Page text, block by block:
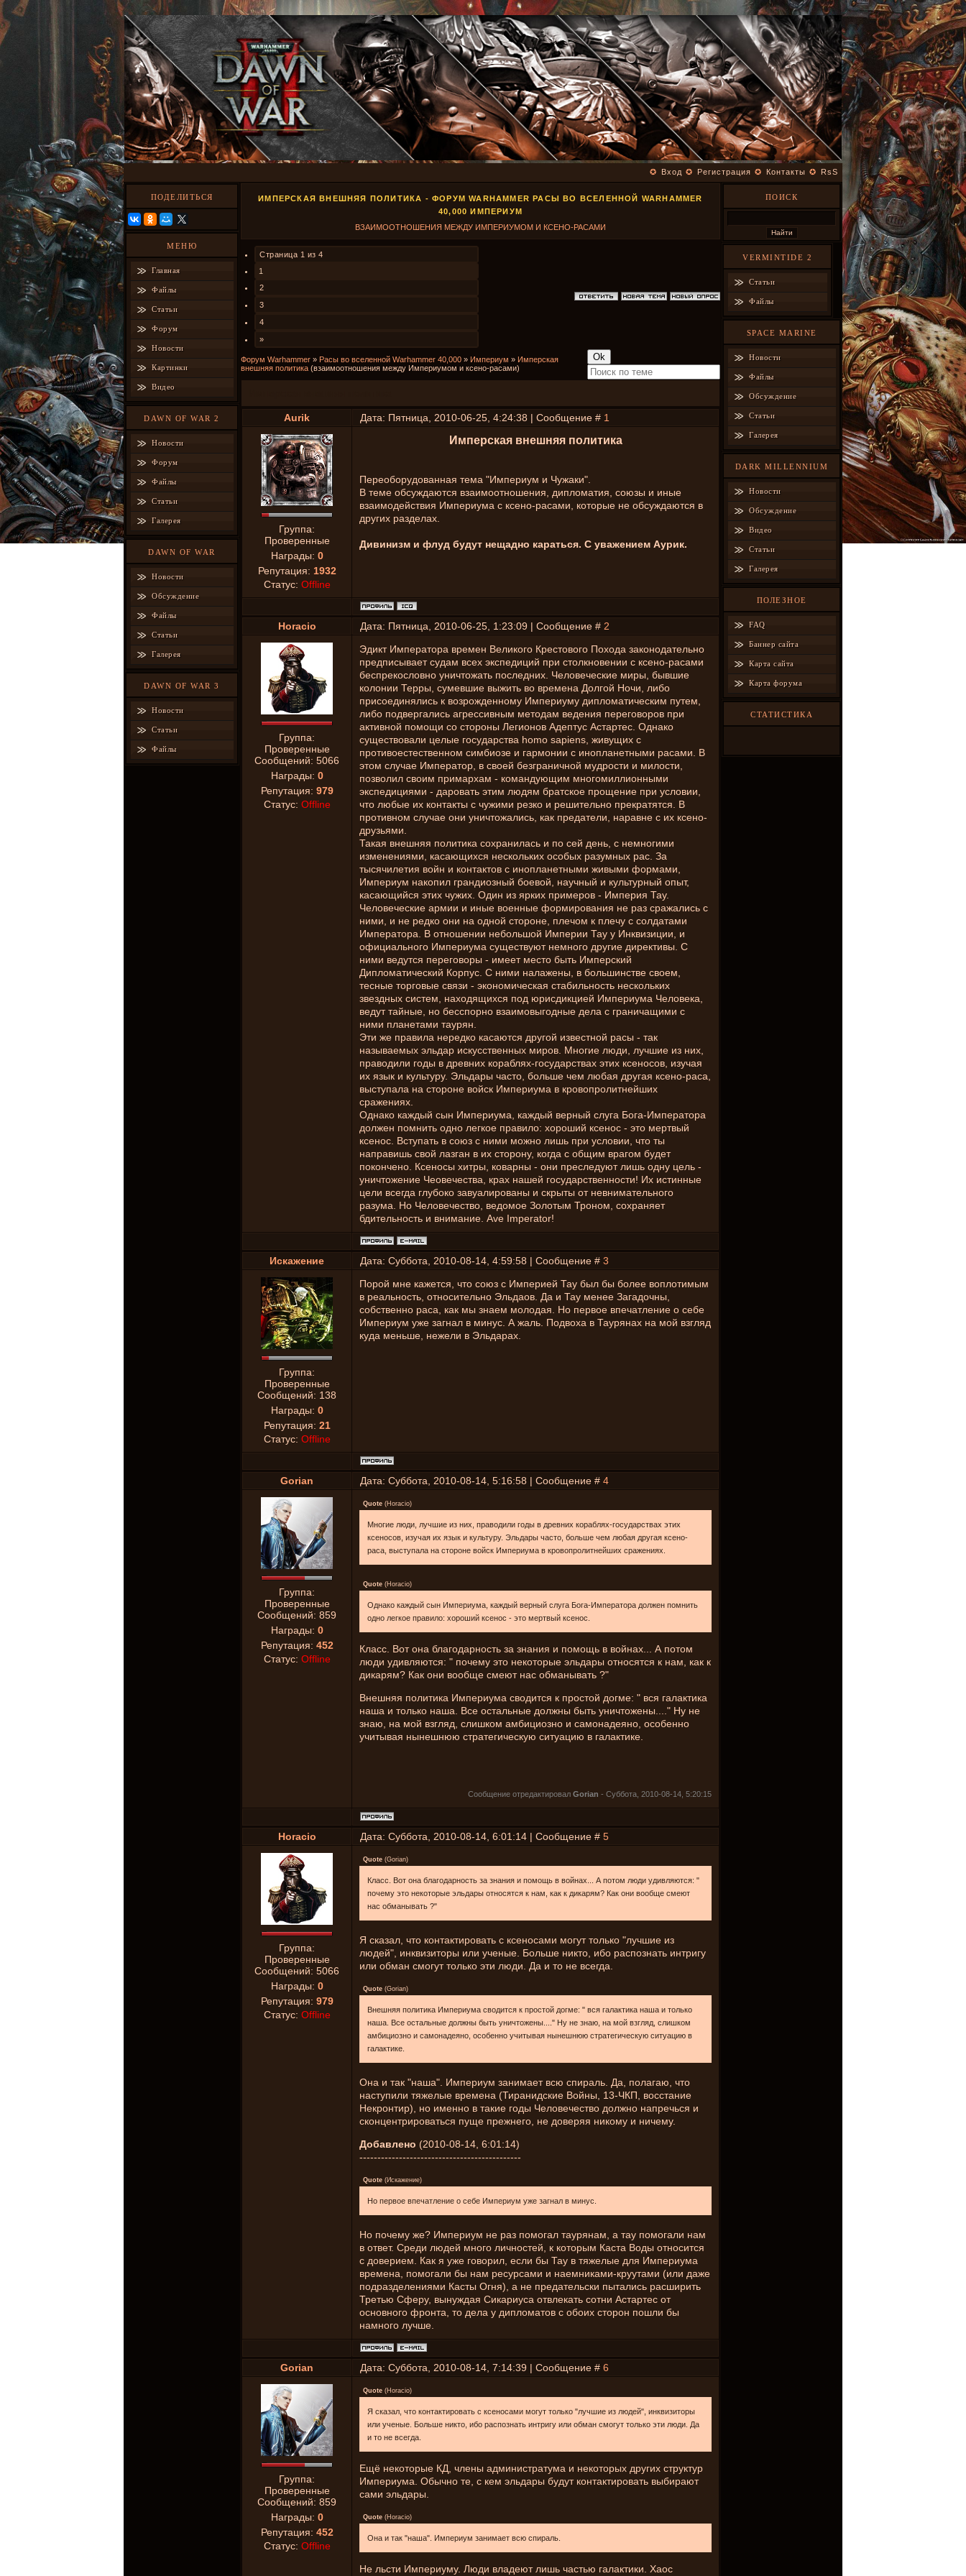
✪ Вход ✪ Регистрация ✪ Контакты ✪ RsS
ПОДЕЛИТЬСЯ
МЕНЮ
Главная
Файлы
Статьи
Форум
Новости
Картинки
Видео
DAWN OF WAR 2
Новости
Форум
Файлы
Статьи
Галерея
DAWN OF WAR
Новости
Обсуждение
Файлы
Статьи
Галерея
DAWN OF WAR 3
Новости
Статьи
Файлы
ИМПЕРСКАЯ ВНЕШНЯЯ ПОЛИТИКА - ФОРУМ WARHAMMER РАСЫ ВО ВСЕЛЕННОЙ WARHAMMER
40,000 ИМПЕРИУМ
ВЗАИМООТНОШЕНИЯ МЕЖДУ ИМПЕРИУМОМ И КСЕНО-РАСАМИ
Страница 1 из 4
1
2
3
4
»
Форум Warhammer » Расы во вселенной Warhammer 40,000 » Империум » Имперская
внешняя политика (взаимоотношения между Империумом и ксено-расами)
Aurik Дата: Пятница, 2010-06-25, 4:24:38 | Сообщение # 1
Группа:
Проверенные
Награды: 0
Репутация: 1932
Статус: Offline
Имперская внешняя политика
Переоборудованная тема "Империум и Чужаки".
В теме обсуждаются взаимоотношения, дипломатия, союзы и иные
взаимодействия Империума с ксено-расами, которые не обсуждаются в
других разделах.
Дивинизм и флуд будут нещадно караться. С уважением Аурик.
Horacio Дата: Пятница, 2010-06-25, 1:23:09 | Сообщение # 2
Группа:
Проверенные
Сообщений: 5066
Награды: 0
Репутация: 979
Статус: Offline
Эдикт Императора времен Великого Крестового Похода законодательно
предписывает судам всех экспедиций при столкновении с ксено-расами
беспрекословно уничтожать последних. Человеческие миры, бывшие
колонии Терры, сумевшие выжить во времена Долгой Ночи, либо
присоединялись к возрожденному Империуму дипломатическим путем,
либо подвергались агрессивным методам ведения переговоров при
активной помощи со стороны Легионов Адептус Астартес. Однако
существовали целые государства homo sapiens, живущих с
противоестественном симбиозе и гармонии с инопланетными расами. В
этом случае Император, в своей безграничной мудрости и милости,
позволил своим примархам - командующим многомиллионными
экспедициями - даровать этим людям братское прощение при условии,
что любые их контакты с чужими резко и решительно прекратятся. В
противном случае они уничтожались, как предатели, наравне с их ксено-
друзьями.
Такая внешняя политика сохранилась и по сей день, с немногими
изменениями, касающихся нескольких особых разумных рас. За
тысячилетия войн и контактов с инопланетными живыми формами,
Империум накопил грандиозный боевой, научный и культурный опыт,
касающийся этих чужих. Один из ярких примеров - Империя Тау.
Человеческие армии и иные военные формирования не раз сражались с
ними, и не редко они на одной стороне, плечом к плечу с солдатами
Императора. В отношении небольшой Империи Тау у Инквизиции, и
официального Империума существуют немного другие директивы. С
ними ведутся переговоры - имеет место быть Имперский
Дипломатический Корпус. С ними налажены, в большинстве своем,
тесные торговые связи - экономическая стабильность нескольких
звездных систем, находящихся под юрисдикцией Империума Человека,
ведут тайные, но бесспорно взаимовыгодные дела с граничащими с
ними планетами таурян.
Эти же правила нередко касаются другой известной расы - так
называемых эльдар искусственных миров. Многие люди, лучшие из них,
праводили годы в древних кораблях-государствах этих ксеносов, изучая
их язык и культуру. Эльдары часто, больше чем любая другая ксено-раса,
выступала на стороне войск Империума в кровопролитнейших
сражениях.
Однако каждый сын Империума, каждый верный слуга Бога-Императора
должен помнить одно легкое правило: хороший ксенос - это мертвый
ксенос. Вступать в союз с ними можно лишь при условии, что ты
направишь свой лазган в их сторону, когда с общим врагом будет
покончено. Ксеносы хитры, коварны - они преследуют лишь одну цель -
уничтожение Чеовечества, крах нашей государственности! Их истинные
цели всегда глубоко завуалированы и скрыты от невнимательного
разума. Но Человечество, ведомое Золотым Троном, сохраняет
бдительность и внимание. Ave Imperator!
Искажение Дата: Суббота, 2010-08-14, 4:59:58 | Сообщение # 3
Группа:
Проверенные
Сообщений: 138
Награды: 0
Репутация: 21
Статус: Offline
Порой мне кажется, что союз с Империей Тау был бы более воплотимым
в реальность, относительно Эльдаов. Да и Тау менее Загадочны,
собственно раса, как мы знаем молодая. Но первое впечатление о себе
Империум уже загнал в минус. А жаль. Подвоха в Таурянах на мой взгляд
куда меньше, нежели в Эльдарах.
Gorian Дата: Суббота, 2010-08-14, 5:16:58 | Сообщение # 4
Группа:
Проверенные
Сообщений: 859
Награды: 0
Репутация: 452
Статус: Offline
Quote (Horacio)
Многие люди, лучшие из них, праводили годы в древних кораблях-государствах этих
ксеносов, изучая их язык и культуру. Эльдары часто, больше чем любая другая ксено-
раса, выступала на стороне войск Империума в кровопролитнейших сражениях.
Quote (Horacio)
Однако каждый сын Империума, каждый верный слуга Бога-Императора должен помнить
одно легкое правило: хороший ксенос - это мертвый ксенос.
Класс. Вот она благодарность за знания и помощь в войнах... А потом
люди удивляются: " почему это некоторые эльдары относятся к нам, как к
дикарям? Как они вообще смеют нас обманывать ?"
Внешняя политика Империума сводится к простой догме: " вся галактика
наша и только наша. Все остальные должны быть уничтожены...." Ну не
знаю, на мой взгляд, слишком амбициозно и самонадеяно, особенно
учитывая нынешнюю стратегическую ситуацию в галактике.
Сообщение отредактировал Gorian - Суббота, 2010-08-14, 5:20:15
Horacio Дата: Суббота, 2010-08-14, 6:01:14 | Сообщение # 5
Группа:
Проверенные
Сообщений: 5066
Награды: 0
Репутация: 979
Статус: Offline
Quote (Gorian)
Класс. Вот она благодарность за знания и помощь в войнах... А потом люди удивляются: "
почему это некоторые эльдары относятся к нам, как к дикарям? Как они вообще смеют
нас обманывать ?"
Я сказал, что контактировать с ксеносами могут только "лучшие из
людей", инквизиторы или ученые. Больше никто, ибо распознать интригу
или обман смогут только эти люди. Да и то не всегда.
Quote (Gorian)
Внешняя политика Империума сводится к простой догме: " вся галактика наша и только
наша. Все остальные должны быть уничтожены...." Ну не знаю, на мой взгляд, слишком
амбициозно и самонадеяно, особенно учитывая нынешнюю стратегическую ситуацию в
галактике.
Она и так "наша". Империум занимает всю спираль. Да, полагаю, что
наступили тяжелые времена (Тиранидские Войны, 13-ЧКП, восстание
Некронтир), но именно в такие годы Человечество должно напречься и
сконцентрироваться пуще прежнего, не доверяя никому и ничему.
Добавлено (2010-08-14, 6:01:14)
---------------------------------------------
Quote (Искажение)
Но первое впечатление о себе Империум уже загнал в минус.
Но почему же? Империум не раз помогал таурянам, а тау помогали нам
в ответ. Среди людей много личностей, к которым Каста Воды относится
с доверием. Как я уже говорил, если бы Тау в тяжелые для Империума
времена, помогали бы нам ресурсами и наемниками-круутами (или даже
подразделениями Касты Огня), а не предательски пытались расширить
Третью Сферу, вынуждая Сикариуса отвлекать сотни Астартес от
основного фронта, то дела у дипломатов с обоих сторон пошли бы
намного лучше.
Gorian Дата: Суббота, 2010-08-14, 7:14:39 | Сообщение # 6
Группа:
Проверенные
Сообщений: 859
Награды: 0
Репутация: 452
Статус: Offline
Quote (Horacio)
Я сказал, что контактировать с ксеносами могут только "лучшие из людей", инквизиторы
или ученые. Больше никто, ибо распознать интригу или обман смогут только эти люди. Да
и то не всегда.
Ещё некоторые КД, члены администратума и некоторых других структур
Империума. Обычно те, с кем эльдары будут контактировать выбирают
сами эльдары.
Quote (Horacio)
Она и так "наша". Империум занимает всю спираль.
Не льсти Империуму. Люди владеют лишь частью галактики. Хаос
ПОИСК
VERMINTIDE 2
Статьи
Файлы
SPACE MARINE
Новости
Файлы
Обсуждение
Статьи
Галерея
DARK MILLENNIUM
Новости
Обсуждение
Видео
Статьи
Галерея
ПОЛЕЗНОЕ
FAQ
Баннер сайта
Карта сайта
Карта форума
СТАТИСТИКА